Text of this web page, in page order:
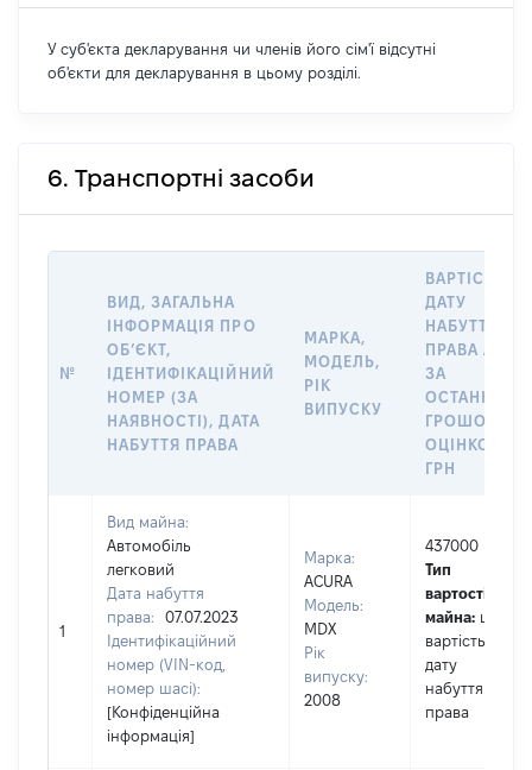
У суб'єкта декларування чи членів його сім'ї відсутні
об'єкти для декларування в цьому розділі.
6. Транспортні засоби
№
ВИД, ЗАГАЛЬНА
ІНФОРМАЦІЯ ПРО
ОБʼЄКТ,
ІДЕНТИФІКАЦІЙНИЙ
НОМЕР (ЗА
НАЯВНОСТІ), ДАТА
НАБУТТЯ ПРАВА
МАРКА,
МОДЕЛЬ,
РІК
ВИПУСКУ
ВАРТІСТЬ НА
ДАТУ
НАБУТТЯ
ПРАВА АБО
ЗА
ГРОШОВОЮ
ОЦІНКОЮ,
ГРН
1
Вид майна:
Автомобіль
легковий
Дата набуття
права:
07.07.2023
Ідентифікаційний
номер (VIN-код,
номер шасі):
[Конфіденційна
інформація]
Марка:
ACURA
Модель:
MDX
Рік
випуску:
2008
437000
Тип
вартості
майна: це
вартість на
дату
набуття
права